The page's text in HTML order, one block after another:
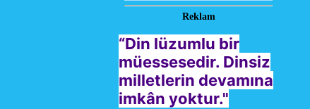
Reklam
“Din lüzumlu bir
müessesedir. Dinsiz
milletlerin devamına
imkân yoktur."